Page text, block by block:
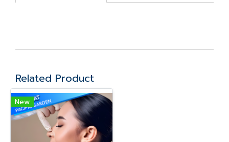
Related Product
New